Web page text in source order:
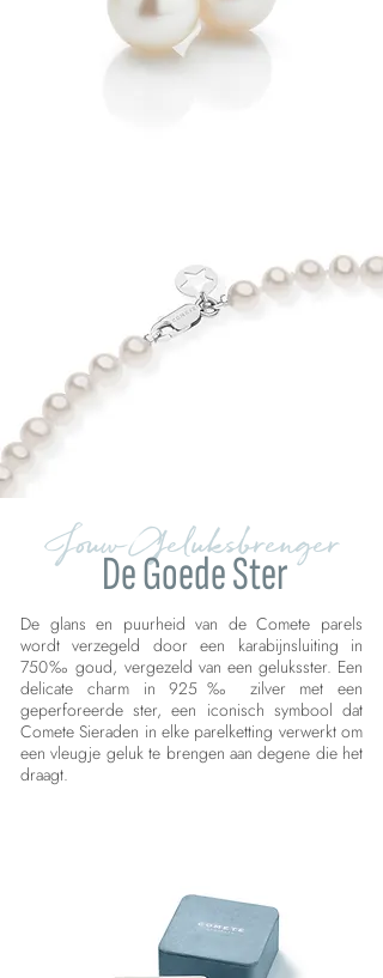
Jouw Geluksbrenger
De Goede Ster
De glans en puurheid van de Comete parels
wordt verzegeld door een karabijnsluiting in
750‰ goud, vergezeld van een geluksster. Een
delicate charm in 925‰ zilver met een
geperforeerde ster, een iconisch symbool dat
Comete Sieraden in elke parelketting verwerkt om
een vleugje geluk te brengen aan degene die het
draagt.